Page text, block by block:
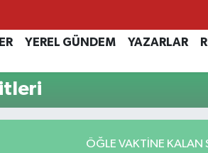
YEREL GÜNDEM YAZARLAR
ÖĞLE VAKTINE KALAN